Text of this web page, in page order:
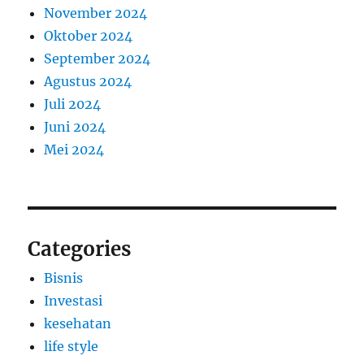
November 2024
Oktober 2024
September 2024
Agustus 2024
Juli 2024
Juni 2024
Mei 2024
Categories
Bisnis
Investasi
kesehatan
life style